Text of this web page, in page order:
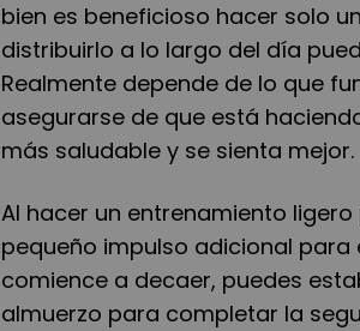
bien es beneficioso hacer solo
distribuirlo a lo largo del día
Realmente depende de lo que
asegurarse de que está
más saludable y se sienta mejor.
Al hacer un entrenamiento
pequeño impulso adicional
comience a decaer, puedes
almuerzo para completar la